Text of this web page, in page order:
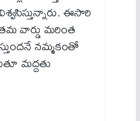
ఈసారి
వార్డు మరింత
నమ్మకంతో
మద్దతు